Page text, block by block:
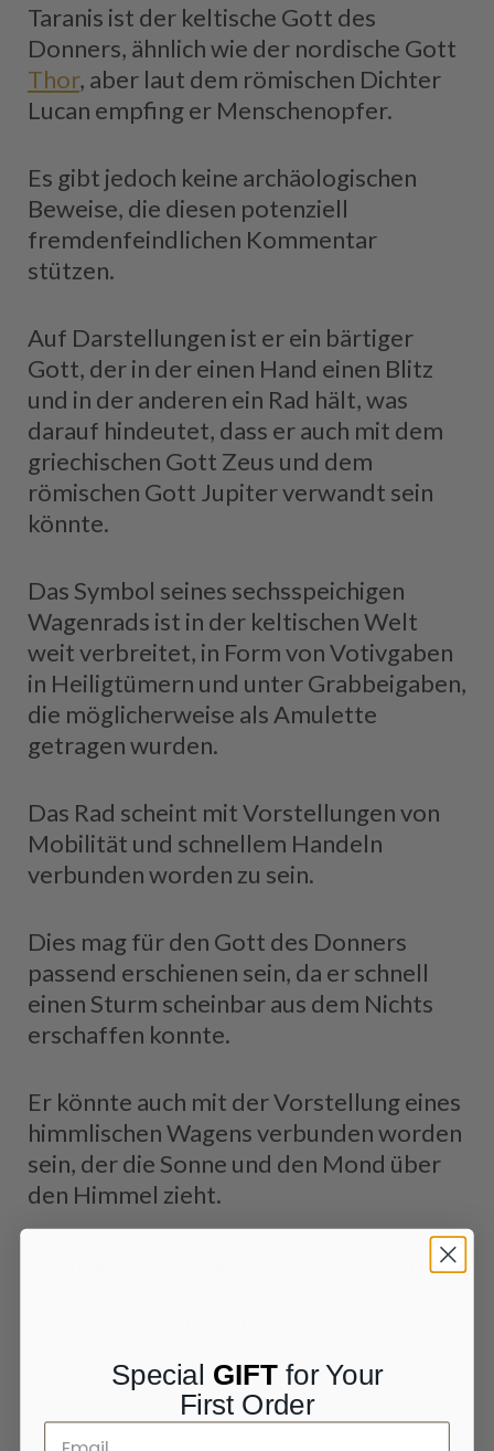
Taranis ist der keltische Gott des
Donners, ähnlich wie der nordische Gott
Thor, aber laut dem römischen Dichter
Lucan empfing er Menschenopfer.
Es gibt jedoch keine archäologischen
Beweise, die diesen potenziell
fremdenfeindlichen Kommentar
stützen.
Auf Darstellungen ist er ein bärtiger
Gott, der in der einen Hand einen Blitz
und in der anderen ein Rad hält, was
darauf hindeutet, dass er auch mit dem
griechischen Gott Zeus und dem
römischen Gott Jupiter verwandt sein
könnte.
Das Symbol seines sechsspeichigen
Wagenrads ist in der keltischen Welt
weit verbreitet, in Form von Votivgaben
in Heiligtümern und unter Grabbeigaben,
die möglicherweise als Amulette
getragen wurden.
Das Rad scheint mit Vorstellungen von
Mobilität und schnellem Handeln
verbunden worden zu sein.
Dies mag für den Gott des Donners
passend erschienen sein, da er schnell
einen Sturm scheinbar aus dem Nichts
erschaffen konnte.
Er könnte auch mit der Vorstellung eines
himmlischen Wagens verbunden worden
sein, der die Sonne und den Mond über
den Himmel zieht.
Auch hier galt Taranis, ähnlich wie Thor,
Epona
Special GIFTfor Your
First Order